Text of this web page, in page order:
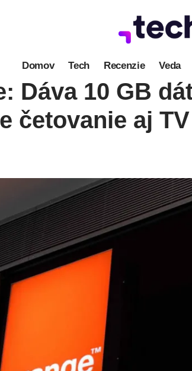
Domov Tech Recenzie Veda
Dáva 10 GB
četovanie aj